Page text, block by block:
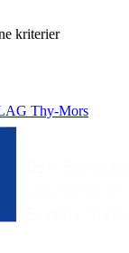
kriterier
Thy-Mors